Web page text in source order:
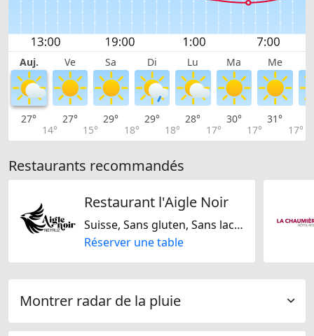
Auj. Ve Sa Di Lu Ma Me
27°
14°
27°
15°
29°
18°
29°
18°
28°
17°
30°
17°
31°
17°
Restaurants recommandés
Restaurant l'Aigle Noir
Suisse, Sans gluten, Sans lactose, Sans noix, Sans soja
Réserver une table
Montrer radar de la pluie